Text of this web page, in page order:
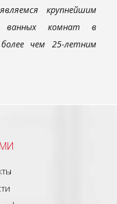
крупнейшим
ванных комнат в
чем 25-летним